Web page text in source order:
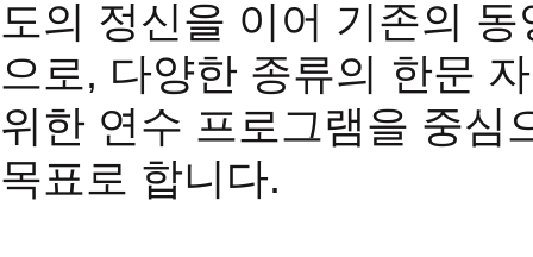
도의 정신을 이어 기존의
으로, 다양한 종류의 한문
위한 연수 프로그램을 중심
목표로 합니다.